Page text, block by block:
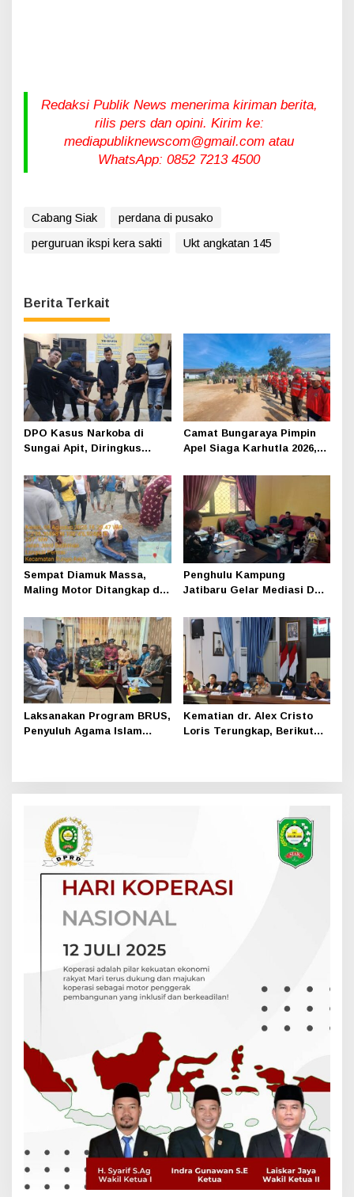
Redaksi Publik News menerima kiriman berita,
rilis pers dan opini. Kirim ke:
mediapubliknewscom@gmail.com atau
WhatsApp: 0852 7213 4500
Cabang Siak
perdana di pusako
perguruan ikspi kera sakti
Ukt angkatan 145
Berita Terkait
DPO Kasus Narkoba di
Sungai Apit, Diringkus
Camat Bungaraya Pimpin
Apel Siaga Karhutla 2026,
Perusahaan dan
Masyarakat Dikuatkan
Sempat Diamuk Massa,
Maling Motor Ditangkap di
Penghulu Kampung
Jatibaru Gelar Mediasi Dua
Pihak Tak Hadir
Laksanakan Program BRUS,
Penyuluh Agama Islam
Kematian dr. Alex Cristo
Loris Terungkap, Berikut